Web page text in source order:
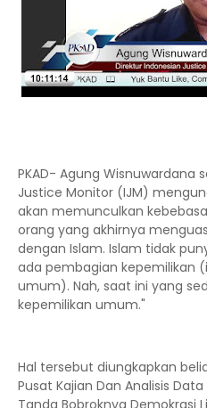
PKAD- Agung Wisnuwardana
Justice Monitor (IJM)
akan memunculkan
orang yang akhirnya
dengan Islam. Islam tidak
ada pembagian kepemilikan
umum). Nah, saat ini yang
kepemilikan umum."
Hal tersebut diungkapkan
Pusat Kajian Dan Analisis
Tanda Bobroknya Demokrasi